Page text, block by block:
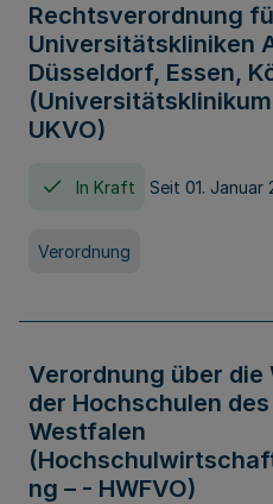
Rechtsverordnung
Universitätskliniken
Düsseldorf, Essen,
UKVO)
In Kraft Seit 01. Januar
Verordnung
Verordnung über
der Hochschulen
Westfalen
ng – - HWFVO)